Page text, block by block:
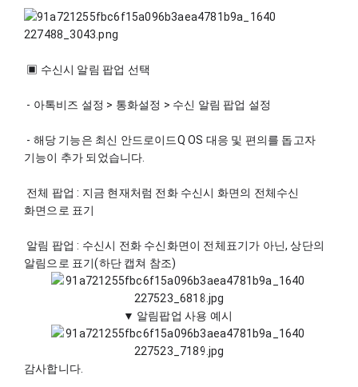
▣ 수신시 알림 팝업 선택
- 아톡비즈 설정 > 통화설정 > 수신 알림 팝업 설정
기능이 추가 되었습니다.
화면으로 표기
알림으로 표기(하단 캡쳐 참조)
▼ 알림팝업 사용 예시
감사합니다.